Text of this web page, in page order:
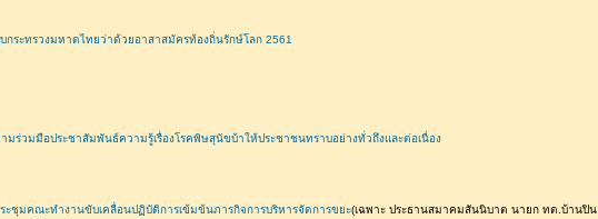
กระทรวงมหาดไทยว่าด้วยอาสาสมัครท้องถิ่นรักษ์โลก 2561
ร่วมมือประชาสัมพันธ์ความรู้เรื่องโรคพิษสุนัขบ้าให้ประชาชนทราบอย่างทั่วถึงและต่อเนื่อง
ะชุมคณะทำงานขับเคลื่อนปฏิบัติการเข้มข้นภารกิจการบริหารจัดการขยะ(เฉพาะ ประธานสมาคมสันนิบาต นายก ทต.บ้านปิน